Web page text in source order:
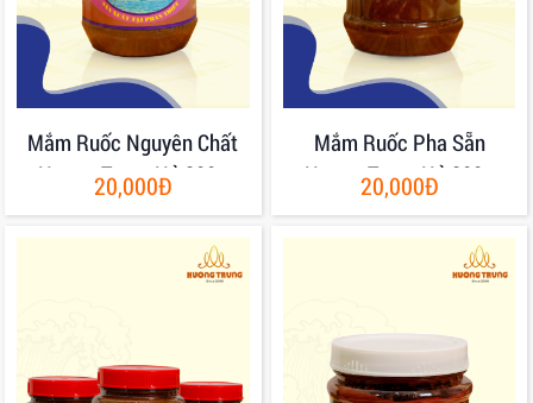
Mắm Ruốc Nguyên Chất
Hương Trung Hủ 200g
20,000Đ
Mắm Ruốc Pha Sẵn
Hương Trung Hủ 200g
20,000Đ